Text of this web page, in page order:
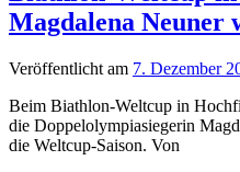
Magdalena Neuner
Veröffentlicht am 7. Dezember
Beim Biathlon-Weltcup in
die Doppelolympiasiegerin
die Weltcup-Saison. Von